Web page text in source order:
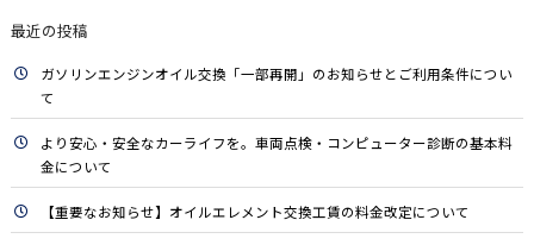
最近の投稿
ガソリンエンジンオイル交換「一部再開」のお知らせとご利用条件につい
て
より安心・安全なカーライフを。車両点検・コンピューター診断の基本料
金について
【重要なお知らせ】オイルエレメント交換工賃の料金改定について